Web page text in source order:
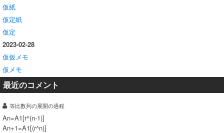
仮紙
仮定紙
仮定
2023-02-28
仮仮メモ
仮メモ
最近のコメント
等比数列の展開の過程
An=A1[r^(n-1)]
An+1=A1[(r^n)]